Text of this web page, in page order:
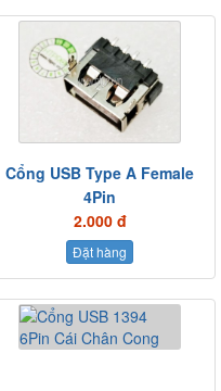
Cổng USB Type A Female
4Pin
2.000 đ
Đặt hàng